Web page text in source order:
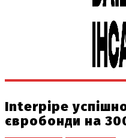
Interpipe
євробонди на